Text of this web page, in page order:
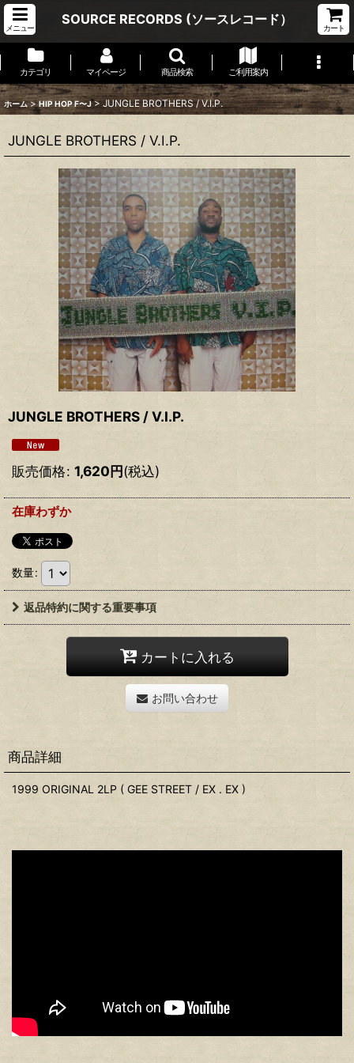
メニュー
SOURCE RECORDS (ソースレコード）
カート
カテゴリ マイページ 商品検索 ご利用案内
ホーム > HIP HOP F〜J > JUNGLE BROTHERS / V.I.P.
JUNGLE BROTHERS / V.I.P.
JUNGLE BROTHERS / V.I.P.
販売価格: 1,620円(税込)
在庫わずか
数量:
返品特約に関する重要事項
カートに入れる
お問い合わせ
商品詳細
1999 ORIGINAL 2LP ( GEE STREET / EX . EX )